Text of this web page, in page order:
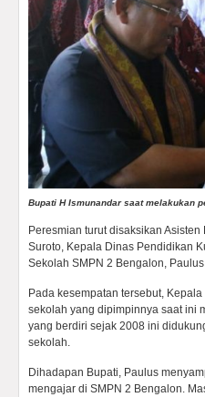
Bupati H Ismunandar saat melakukan
Peresmian turut disaksikan
Suroto, Kepala Dinas Pendidikan
Sekolah SMPN 2 Bengalon,
Pada kesempatan tersebut,
sekolah yang dipimpinnya saat ini
yang berdiri sejak 2008 ini
sekolah.
Dihadapan Bupati, Paulus
mengajar di SMPN 2 Bengalon.